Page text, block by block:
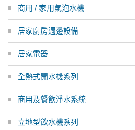
商用 / 家用氣泡水機
居家廚房週邊設備
居家電器
全熱式開水機系列
商用及餐飲淨水系統
立地型飲水機系列